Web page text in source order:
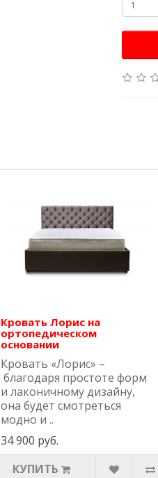
Кровать Лорис на
ортопедическом
основании
Кровать «Лорис» –
благодаря простоте форм
и лаконичному дизайну,
она будет смотреться
модно и ..
34 900 руб.
КУПИТЬ